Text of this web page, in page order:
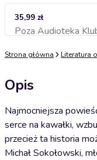
35,99 zł
Poza Audioteka
Strona główna Literatura
Opis
Najmocniejsza
serce na kawałki,
przecież ta historia
Michał Sokołowski,